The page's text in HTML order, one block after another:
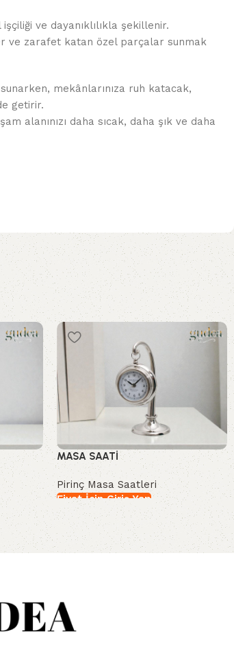
ve dayanıklılıkla şekillenir.
ve zarafet katan özel parçalar sunmak
mekânlarınıza ruh katacak,
getirir.
alanınızı daha sıcak, daha şık ve daha
MASA SAATİ
Pirinç Masa Saatleri
Fiyat İçin Giriş Yap
İncele